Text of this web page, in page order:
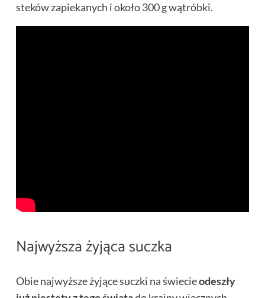
steków zapiekanych i około 300 g wątróbki.
Najwyższa żyjąca suczka
Obie najwyższe żyjące suczki na świecieodeszły